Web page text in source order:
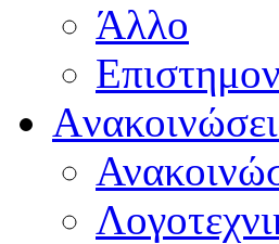
Άλλο